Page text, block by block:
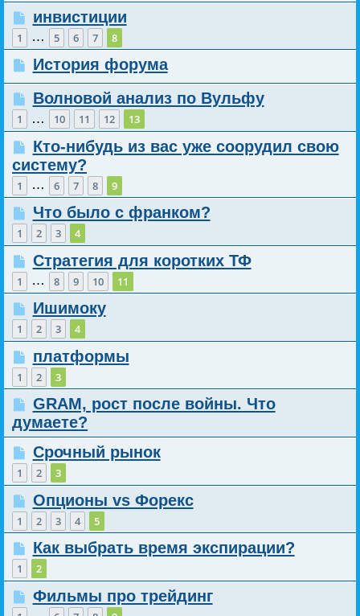
инвистиции
1 … 5 6 7 8
История форума
Волновой анализ по Вульфу
1 … 10 11 12 13
Кто-нибудь из вас уже соорудил свою
систему?
1 … 6 7 8 9
Что было с франком?
1 2 3 4
Стратегия для коротких ТФ
1 … 8 9 10 11
Ишимоку
1 2 3 4
платформы
1 2 3
GRAM, рост после войны. Что
думаете?
Срочный рынок
1 2 3
Опционы vs Форекс
1 2 3 4 5
Как выбрать время экспирации?
1 2
Фильмы про трейдинг